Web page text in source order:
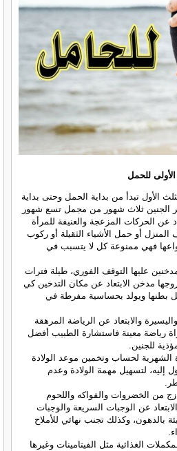
للحمل
الأول تبدأ من بداية الحمل وحتى بداية
الجنين ثلاث شهور من مجمل تسع شهور
عن الحركات المزعجة والعنيفة للمرأة
أو حمل الأشياء الثقيلة أو ركوب
فهي ممنوعة كل لا يتسبب في
عليها التوقف الفوري، طيلة فترات
مدخن الابتعاد عن مكان التدخين كي
بطنها ويولد بحساسية مفرطة في
والابتعاد عن الرياضة المرهقة
رياضة معينة فاستشارة الطبيب أفضل
للجنين.
الشهرية لحساب وتخمين موعد الولادة
إليه، لتسهيل مهمة الولادة وعدم
من الخضروات والفواكه واللحوم
عن الوجبات السريعة والوجبات
بالدهون، وكذلك تجنب نهائي للأملاح
الغذائية مثل الفيتامينات وغيرها